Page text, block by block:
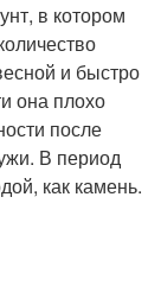
в котором
и быстро
она плохо
после
В период
как камень.